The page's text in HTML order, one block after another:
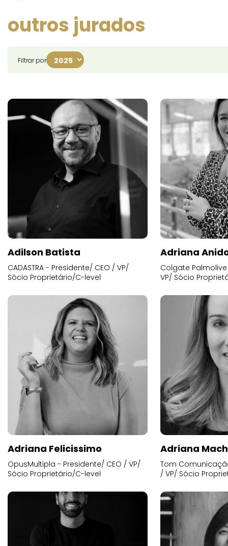
outros jurados
Filtrar por
Adilson Batista
CADASTRA - Presidente/ CEO / VP/
Sócio Proprietário/C-level
Adriana
Colgate
VP/ Sócio
Adriana Felicissimo
OpusMultipla - Presidente/ CEO / VP/
Sócio Proprietário/C-level
Adriana
Tom
/ VP/ Sócio